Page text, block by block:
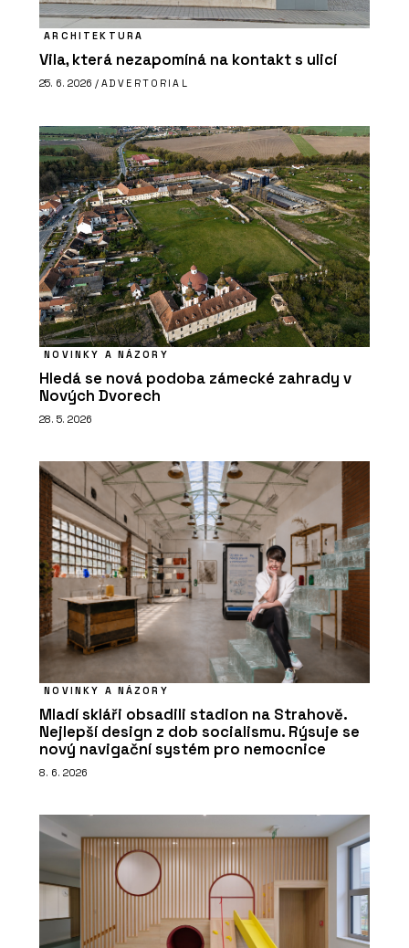
ARCHITEKTURA
Vila, která nezapomíná na kontakt s ulicí
25. 6. 2026 / ADVERTORIAL
NOVINKY A NÁZORY
Hledá se nová podoba zámecké zahrady v
Nových Dvorech
28. 5. 2026
NOVINKY A NÁZORY
Mladí skláři obsadili stadion na Strahově.
Nejlepší design z dob socialismu. Rýsuje se
nový navigační systém pro nemocnice
8. 6. 2026